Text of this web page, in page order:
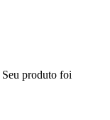
Seu produto foi